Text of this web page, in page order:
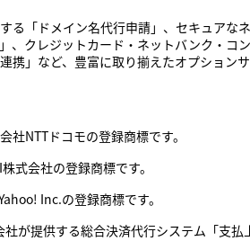
る「ドメイン名代行申請」、セキュアな
、クレジットカード・ネットバンク・
携」など、豊富に取り揃えたオプション
社NTTドコモの登録商標です。
式会社の登録商標です。
Inc.の登録商標です。
が提供する総合決済代行システム「支払